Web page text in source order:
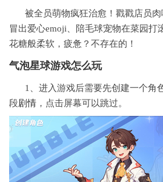
被全员萌物疯狂治愈！戳戳店员
冒出爱心emoji、陪毛球宠物在菜园
花糖般柔软，疲惫？不存在的！
气泡星球游戏怎么玩
1、进入游戏后需要先创建一个角
段剧情 ，点击屏幕可以跳过。